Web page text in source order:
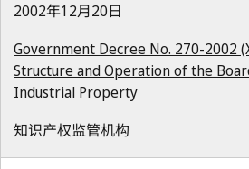
2002年12月20日
Government Decree No. 270-2002
Structure and Operation of the
Industrial Property
知识产权监管机构